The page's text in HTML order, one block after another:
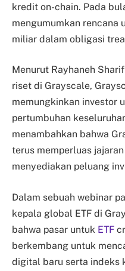
kredit on-chain. Pada
mengumumkan rencana
miliar dalam obligasi
Menurut Rayhaneh
riset di Grayscale,
memungkinkan investor
pertumbuhan
menambahkan bahwa
terus memperluas
menyediakan peluang
Dalam sebuah webinar
kepala global ETF di
bahwa pasar untuk ETF
berkembang untuk
digital baru serta indeks